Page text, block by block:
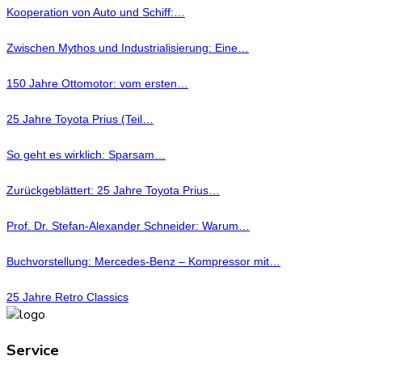
Kooperation von Auto und Schiff:…
Zwischen Mythos und Industrialisierung: Eine…
150 Jahre Ottomotor: vom ersten…
25 Jahre Toyota Prius (Teil…
So geht es wirklich: Sparsam…
Zurückgeblättert: 25 Jahre Toyota Prius…
Prof. Dr. Stefan-Alexander Schneider: Warum…
Buchvorstellung: Mercedes-Benz – Kompressor mit…
25 Jahre Retro Classics
Service